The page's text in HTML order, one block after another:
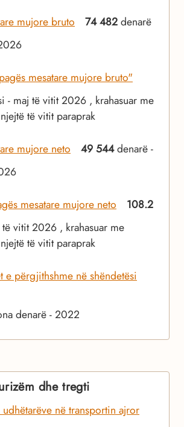
mujore bruto 74 482denarë
mesatare mujore bruto"
- maj të vitit 2026 , krahasuar me
të vitit paraprak
mujore neto 49 544denarë -
mesatare mujore neto
108.2
vitit 2026 , krahasuar me
të vitit paraprak
e përgjithshme në shëndetësi
denarë - 2022
dhe tregti
në transportin ajror